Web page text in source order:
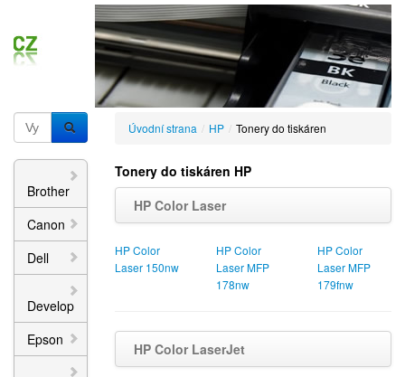
Brother
Canon
Dell
Develop
Epson
Úvodní strana / HP / Tonery do tiskáren
Tonery do tiskáren HP
HP Color Laser
HP Color
Laser 150nw
HP Color
Laser MFP
178nw
HP Color
Laser MFP
179fnw
HP Color LaserJet